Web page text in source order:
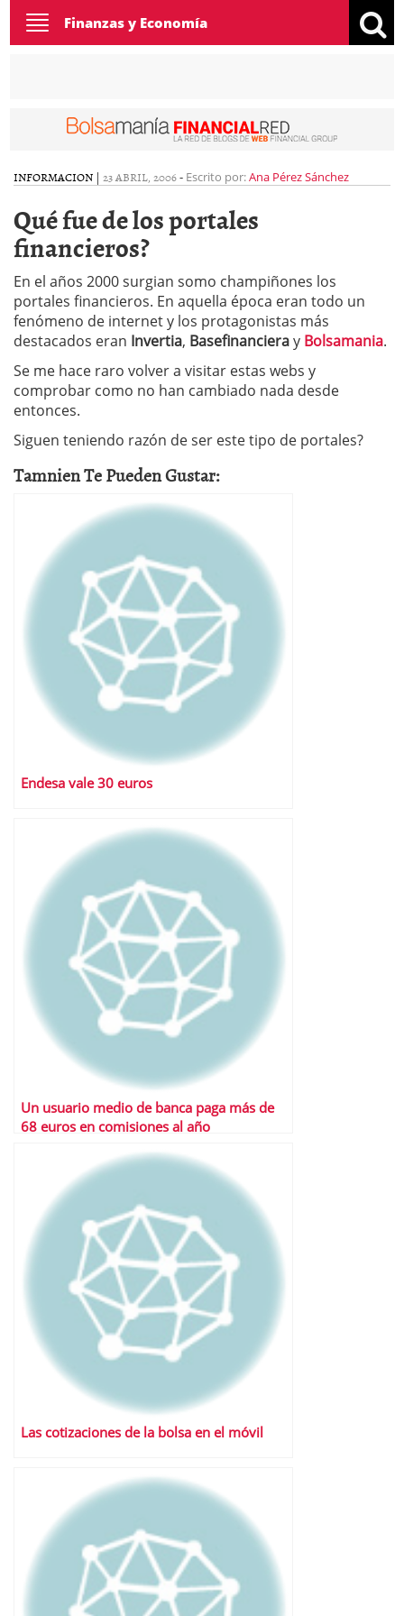
Toggle
navigation
Finanzas y Economía
INFORMACION | 23 ABRIL, 2006- Escrito por:Ana Pérez Sánchez
Qué fue de los portales
financieros?
En el años 2000 surgian somo champiñones los
portales financieros. En aquella época eran todo un
fenómeno de internet y los protagonistas más
destacados eran Invertia, Basefinancieray Bolsamania.
Se me hace raro volver a visitar estas webs y
comprobar como no han cambiado nada desde
entonces.
Siguen teniendo razón de ser este tipo de portales?
Tamnien Te Pueden Gustar:
Endesa vale 30 euros
Un usuario medio de banca paga más de
68 euros en comisiones al año
Las cotizaciones de la bolsa en el móvil